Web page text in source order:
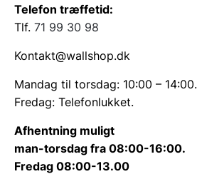
Telefon træffetid:
Tlf. 71 99 30 98
Kontakt@wallshop.dk
Mandag til torsdag: 10:00 – 14:00.
Fredag: Telefonlukket.
Afhentning muligt
man-torsdag fra 08:00-16:00.
Fredag 08:00-13.00